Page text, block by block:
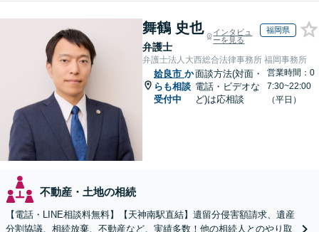
舞鶴 史也
弁護士
インタビュ
ーを見る
福岡県
弁護士法人大西総合法律事務所 福岡事務所
姶良市 か
らも相談
受付中
面談方法(対面・
電話・ビデオな
ど)は応相談
営業時間：0
7:30~22:00
（平日）
不動産・土地の相続
【電話・LINE相談料無料】【天神南駅直結】遺留分侵害額請求、遺産
分割協議、相続放棄、不動産など、実績多数！他の相続人とのやり取